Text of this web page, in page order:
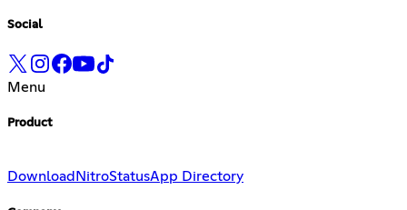
Social
Menu
Product
Download NitroStatusApp Directory